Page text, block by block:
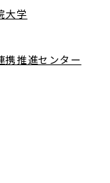
大学
推進センター